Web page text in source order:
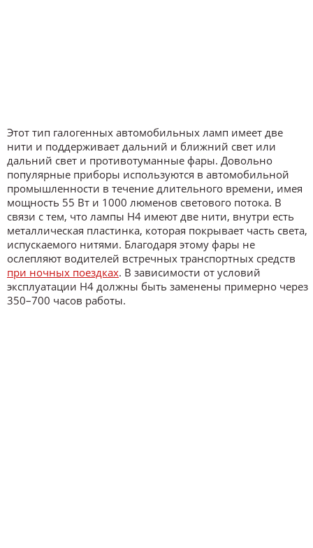
Этот тип галогенных автомобильных ламп имеет две
нити и поддерживает дальний и ближний свет или
дальний свет и противотуманные фары. Довольно
популярные приборы используются в автомобильной
промышленности в течение длительного времени, имея
мощность 55 Вт и 1000 люменов светового потока. В
связи с тем, что лампы H4 имеют две нити, внутри есть
металлическая пластинка, которая покрывает часть света,
испускаемого нитями. Благодаря этому фары не
ослепляют водителей встречных транспортных средств
при ночных поездках. В зависимости от условий
эксплуатации H4 должны быть заменены примерно через
350–700 часов работы.